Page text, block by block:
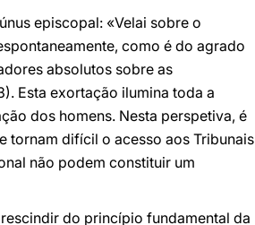
episcopal: «Velai sobre o
como é do agrado
absolutos sobre as
Esta exortação ilumina toda a
dos homens. Nesta perspetiva, é
tornam difícil o acesso aos Tribunais
não podem constituir um
do princípio fundamental da